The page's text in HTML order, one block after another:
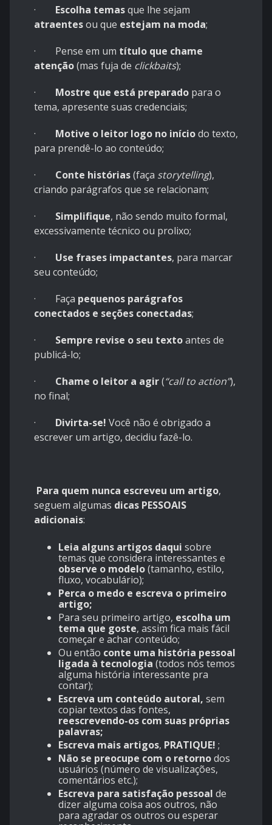
· Escolha temasque lhe sejam
atraentesou que estejam na moda;
· Pense em um título que chame
atenção(mas fuja de clickbaits);
· Mostre que está preparado para o
tema, apresente suas credenciais;
· Motive o leitor logo no iníciodo texto,
para prendê-lo ao conteúdo;
· Conte histórias(faça storytelling),
criando parágrafos que se relacionam;
· Simplifique, não sendo muito formal,
excessivamente técnico ou prolixo;
· Use frases impactantes, para marcar
seu conteúdo;
· Faça pequenos parágrafos
conectados e seções conectadas;
· Sempre revise o seu textoantes de
publicá-lo;
· Chame o leitor a agir(“call to action”),
no final;
· Divirta-se! Você não é obrigado a
escrever um artigo, decidiu fazê-lo.
Para quem nunca escreveu um artigo,
seguem algumas dicas PESSOAIS
adicionais:
Leia alguns artigos daqui sobre
temas que considera interessantes e
observe o modelo(tamanho, estilo,
fluxo, vocabulário);
Perca o medo e escreva o primeiro
artigo;
Para seu primeiro artigo, escolha um
tema que goste, assim fica mais fácil
começar e achar conteúdo;
Ou então conte uma história pessoal
ligada à tecnologia (todos nós temos
alguma história interessante pra
contar);
Escreva um conteúdo autoral, sem
copiar textos das fontes,
reescrevendo-os com suas próprias
palavras;
Escreva mais artigos, PRATIQUE! ;
Não se preocupe com o retornodos
usuários (número de visualizações,
comentários etc.);
Escreva para satisfação pessoal de
dizer alguma coisa aos outros, não
para agradar os outros ou esperar